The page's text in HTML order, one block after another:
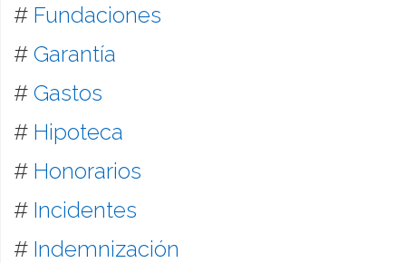
# Fundaciones
# Garantía
# Gastos
# Hipoteca
# Honorarios
# Incidentes
# Indemnización